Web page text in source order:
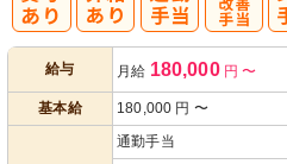
給与 月給 180,000円〜
基本給 180,000 円 〜
通勤手当